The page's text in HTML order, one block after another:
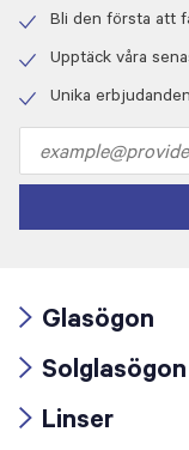
icon
Bli den första att
icon
Upptäck våra
Unika
address
icon
Glasögon
icon
Solglasögon
Linser